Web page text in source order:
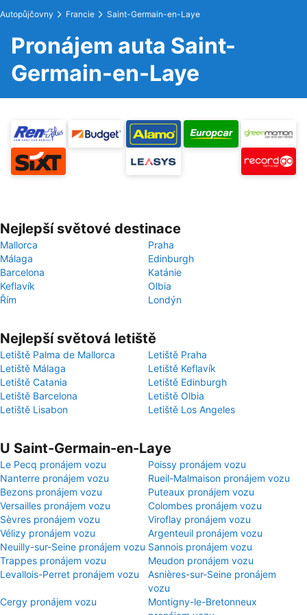
Autopůjčovny Francie Saint-Germain-en-Laye
Pronájem auta Saint-
Germain-en-Laye
Nejlepší světové destinace
Mallorca
Praha
Málaga
Edinburgh
Barcelona
Katánie
Keflavík
Olbia
Řím
Londýn
Nejlepší světová letiště
Letiště Palma de Mallorca
Letiště Praha
Letiště Málaga
Letiště Keflavík
Letiště Catania
Letiště Edinburgh
Letiště Barcelona
Letiště Olbia
Letiště Lisabon
Letiště Los Angeles
U Saint-Germain-en-Laye
Le Pecq pronájem vozu
Poissy pronájem vozu
Nanterre pronájem vozu
Rueil-Malmaison pronájem vozu
Bezons pronájem vozu
Puteaux pronájem vozu
Versailles pronájem vozu
Colombes pronájem vozu
Sèvres pronájem vozu
Viroflay pronájem vozu
Vélizy pronájem vozu
Argenteuil pronájem vozu
Neuilly-sur-Seine pronájem vozu Sannois pronájem vozu
Trappes pronájem vozu
Meudon pronájem vozu
Levallois-Perret pronájem vozu
Asnières-sur-Seine pronájem
vozu
Cergy pronájem vozu
Montigny-le-Bretonneux